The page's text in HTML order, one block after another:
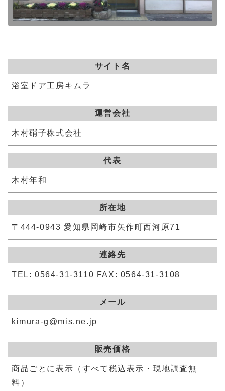
サイト名
浴室ドア工房キムラ
運営会社
木村硝子株式会社
代表
木村年和
所在地
〒444-0943 愛知県岡崎市矢作町西河原71
連絡先
TEL: 0564-31-3110 FAX: 0564-31-3108
メール
kimura-g@mis.ne.jp
販売価格
商品ごとに表示（すべて税込表示・現地調査無
料）